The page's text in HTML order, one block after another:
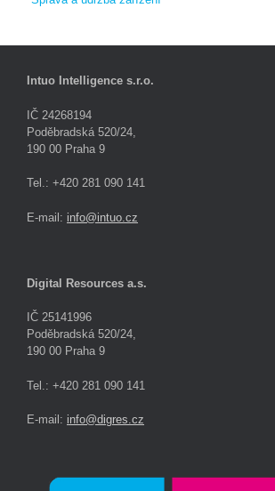
Intuo Intelligence s.r.o.
IČ 24268194
Poděbradská 520/24,
190 00 Praha 9
Tel.: +420 281 090 141
E-mail: info@intuo.cz
Digital Resources a.s.
IČ 25141996
Poděbradská 520/24,
190 00 Praha 9
Tel.: +420 281 090 141
E-mail: info@digres.cz